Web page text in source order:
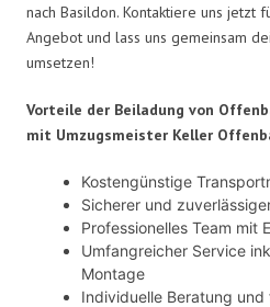
nach Basildon. Kontaktiere uns jetzt
Angebot und lass uns gemeinsam
umsetzen!
Vorteile der Beiladung von
mit Umzugsmeister Keller
Kostengünstige
Sicherer und
Professionelles Team mit
Umfangreicher Service
Montage
Individuelle Beratung